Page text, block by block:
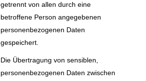
getrennt von allen durch eine
betroffene Person angegebenen
personenbezogenen Daten
gespeichert.
Die Übertragung von sensiblen,
personenbezogenen Daten zwischen